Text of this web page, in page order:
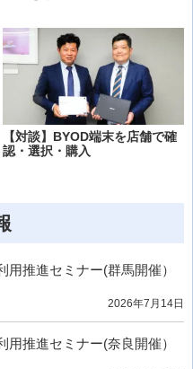
【対談】BYOD端末を店舗で確
認・選択・購入
推進セミナー(群馬開催）
2026年7月14日
推進セミナー(奈良開催）